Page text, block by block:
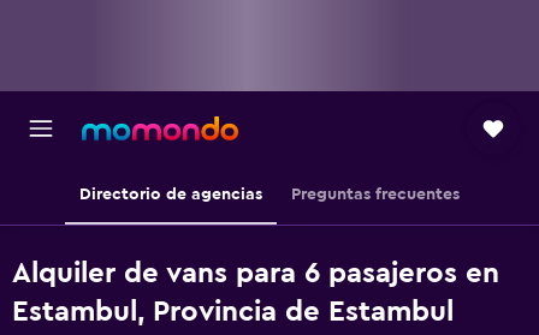
Directorio de agencias Preguntas frecuentes
Alquiler de vans para 6 pasajeros en
Estambul, Provincia de Estambul